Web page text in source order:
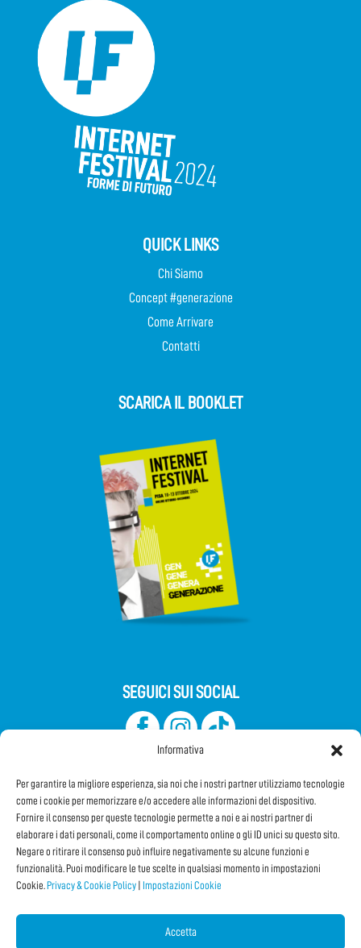
Informativa
Per garantire la migliore esperienza, sia noi che i nostri partner utilizziamo tecnologie
come i cookie per memorizzare e/o accedere alle informazioni del dispositivo.
Fornire il consenso per queste tecnologie permette a noi e ai nostri partner di
elaborare i dati personali, come il comportamento online o gli ID unici su questo sito.
Negare o ritirare il consenso può influire negativamente su alcune funzioni e
funzionalità. Puoi modificare le tue scelte in qualsiasi momento in impostazioni
Cookie. Privacy & Cookie Policy Impostazioni Cookie
Accetta
QUICK LINKS
Chi Siamo
Concept #generazione
Come Arrivare
Contatti
SCARICA IL BOOKLET
SEGUICI SUI SOCIAL
Iscriviti alla Newsletter
CONDIVIDI QUESTA PAGINA!
Facebook